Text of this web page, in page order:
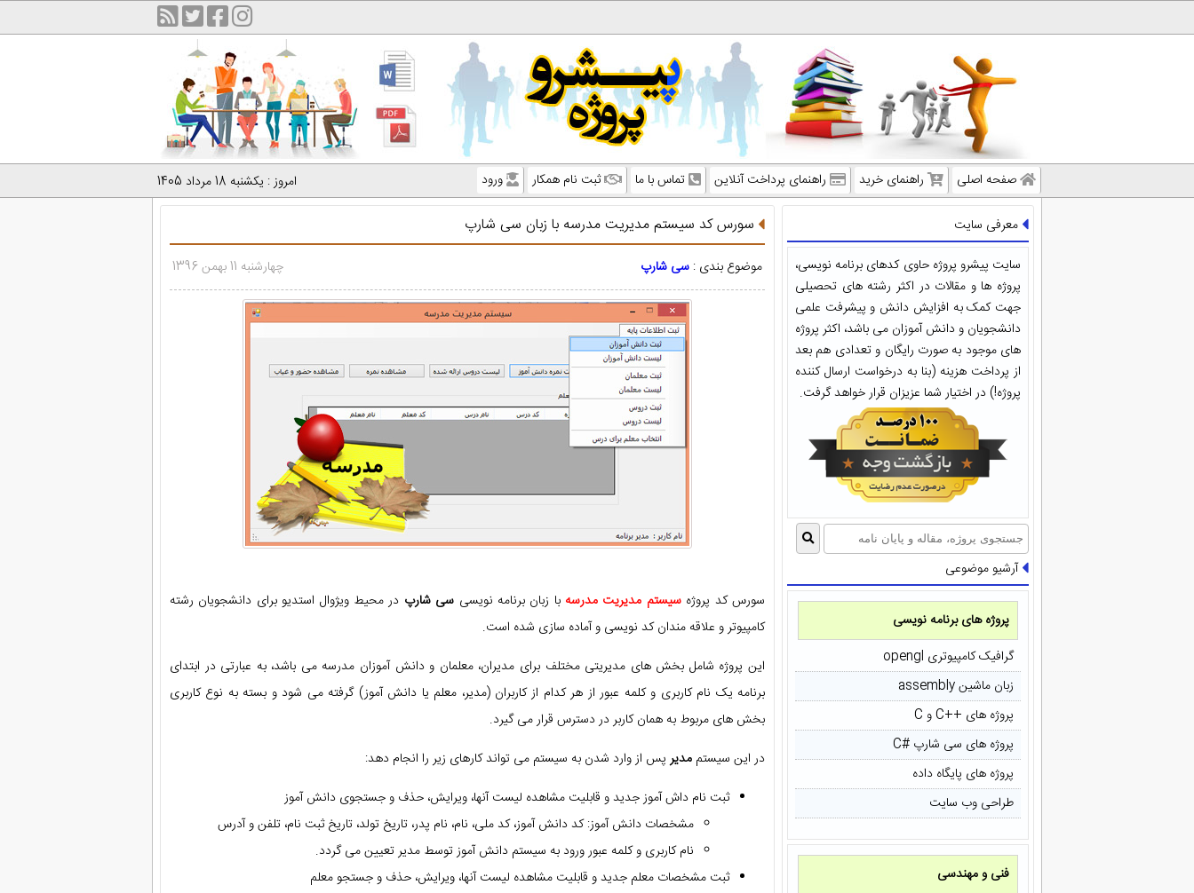
امروز : یکشنبه 18 مرداد 1405 صفحه اصلی راهنمای خرید راهنمای پرداخت آنلاین تماس با ما ثبت نام همکار ورود
معرفی سایت
سایت پیشرو پروژه حاوی کدهای برنامه نویسی،
پروژه ها و مقالات در اکثر رشته های تحصیلی
جهت کمک به افزایش دانش و پیشرفت علمی
دانشجویان و دانش آموزان می باشد، اکثر پروژه
های موجود به صورت رایگان و تعدادی هم بعد
از پرداخت هزینه (بنا به درخواست ارسال کننده
پروژه!) در اختیار شما عزیزان قرار خواهد گرفت.
آرشیو موضوعی
پروژه های برنامه نویسی
گرافیک کامپیوتری opengl
زبان ماشین assembly
پروژه های ++C و C
پروژه های سی شارپ #C
پروژه های پایگاه داده
طراحی وب سایت
فنی و مهندسی
سورس کد سیستم مدیریت مدرسه با زبان سی شارپ
موضوع بندی : سی شارپ چهارشنبه 11 بهمن 1396
سورس کد پروژهسیستم مدیریت مدرسه با زبان برنامه نویسی سی شارپ در محیط ویژوال استدیو برای دانشجویان رشته
کامپیوتر و علاقه مندان کد نویسی و آماده سازی شده است.
این پروژه شامل بخش های مدیریتی مختلف برای مدیران، معلمان و دانش آموزان مدرسه می باشد، به عبارتی در ابتدای
برنامه یک نام کاربری و کلمه عبور از هر کدام از کاربران (مدیر، معلم یا دانش آموز) گرفته می شود و بسته به نوع کاربری
بخش های مربوط به همان کاربر در دسترس قرار می گیرد.
در این سیستم مدیرپس از وارد شدن به سیستم می تواند کارهای زیر را انجام دهد:
ثبت نام داش آموز جدید و قابلیت مشاهده لیست آنها، ویرایش، حذف و جستجوی دانش آموز
مشخصات دانش آموز: کد دانش آموز، کد ملی، نام، نام پدر، تاریخ تولد، تاریخ ثبت نام، تلفن و آدرس
نام کاربری و کلمه عبور ورود به سیستم دانش آموز توسط مدیر تعیین می گردد.
ثبت مشخصات معلم جدید و قابلیت مشاهده لیست آنها، ویرایش، حذف و جستجو معلم